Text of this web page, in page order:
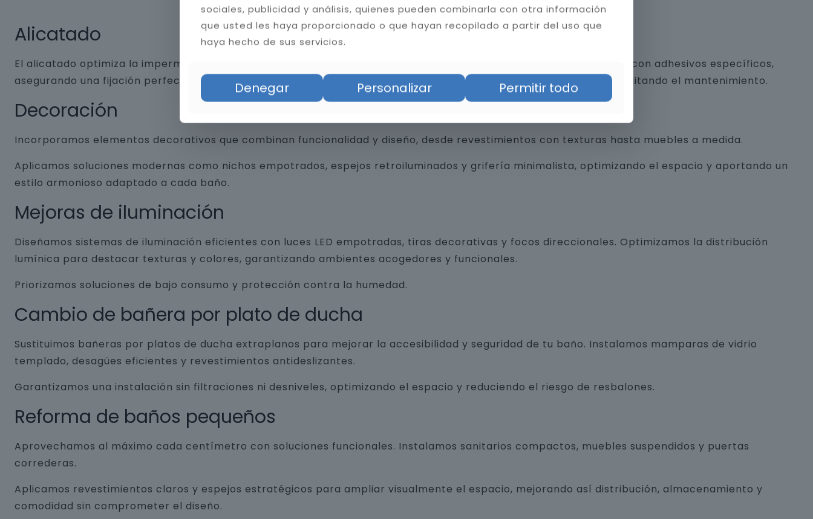
Alicatado
El alicatado optimiza la impermeabilidad y durabilidad del baño. Instalamos cerámica, porcelánico y piedra natural con adhesivos específicos,
asegurando una fijación perfecta. Aplicamos juntas resistentes a la humedad y hongos, mejorando la estética y facilitando el mantenimiento.
Decoración
Incorporamos elementos decorativos que combinan funcionalidad y diseño, desde revestimientos con texturas hasta muebles a medida.
Aplicamos soluciones modernas como nichos empotrados, espejos retroiluminados y grifería minimalista, optimizando el espacio y aportando un
estilo armonioso adaptado a cada baño.
Mejoras de iluminación
Diseñamos sistemas de iluminación eficientes con luces LED empotradas, tiras decorativas y focos direccionales. Optimizamos la distribución
lumínica para destacar texturas y colores, garantizando ambientes acogedores y funcionales.
Priorizamos soluciones de bajo consumo y protección contra la humedad.
Cambio de bañera por plato de ducha
Sustituimos bañeras por platos de ducha extraplanos para mejorar la accesibilidad y seguridad de tu baño. Instalamos mamparas de vidrio
templado, desagües eficientes y revestimientos antideslizantes.
Garantizamos una instalación sin filtraciones ni desniveles, optimizando el espacio y reduciendo el riesgo de resbalones.
Reforma de baños pequeños
Aprovechamos al máximo cada centímetro con soluciones funcionales. Instalamos sanitarios compactos, muebles suspendidos y puertas
correderas.
Aplicamos revestimientos claros y espejos estratégicos para ampliar visualmente el espacio, mejorando así distribución, almacenamiento y
comodidad sin comprometer el diseño.
sociales, publicidad y análisis, quienes pueden combinarla con otra información
que usted les haya proporcionado o que hayan recopilado a partir del uso que
haya hecho de sus servicios.
Denegar Personalizar Permitir todo